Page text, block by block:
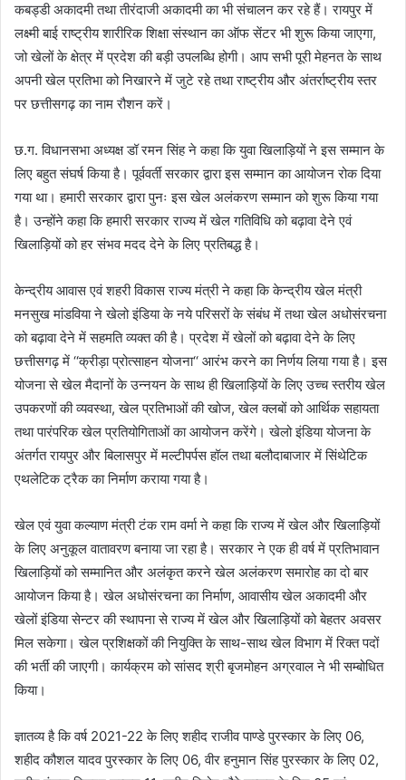
कबड्डी अकादमी तथा तीरंदाजी अकादमी का भी संचालन कर रहे हैं। रायपुर में
लक्ष्मी बाई राष्ट्रीय शारीरिक शिक्षा संस्थान का ऑफ सेंटर भी शुरू किया जाएगा,
जो खेलों के क्षेत्र में प्रदेश की बड़ी उपलब्धि होगी। आप सभी पूरी मेहनत के साथ
अपनी खेल प्रतिभा को निखारने में जुटे रहे तथा राष्ट्रीय और अंतर्राष्ट्रीय स्तर
पर छत्तीसगढ़ का नाम रौशन करें।
छ.ग. विधानसभा अध्यक्ष डॉ रमन सिंह ने कहा कि युवा खिलाड़ियों ने इस सम्मान के
लिए बहुत संघर्ष किया है। पूर्ववर्ती सरकार द्वारा इस सम्मान का आयोजन रोक दिया
गया था। हमारी सरकार द्वारा पुनः इस खेल अलंकरण सम्मान को शुरू किया गया
है। उन्होंने कहा कि हमारी सरकार राज्य में खेल गतिविधि को बढ़ावा देने एवं
खिलाड़ियों को हर संभव मदद देने के लिए प्रतिबद्ध है।
केन्द्रीय आवास एवं शहरी विकास राज्य मंत्री ने कहा कि केन्द्रीय खेल मंत्री
मनसुख मांडविया ने खेलो इंडिया के नये परिसरों के संबंध में तथा खेल अधोसंरचना
को बढ़ावा देने में सहमति व्यक्त की है। प्रदेश में खेलों को बढ़ावा देने के लिए
छत्तीसगढ़ में ‘‘क्रीड़ा प्रोत्साहन योजना‘‘ आरंभ करने का निर्णय लिया गया है। इस
योजना से खेल मैदानों के उन्नयन के साथ ही खिलाड़ियों के लिए उच्च स्तरीय खेल
उपकरणों की व्यवस्था, खेल प्रतिभाओं की खोज, खेल क्लबों को आर्थिक सहायता
तथा पारंपरिक खेल प्रतियोगिताओं का आयोजन करेंगे। खेलो इंडिया योजना के
अंतर्गत रायपुर और बिलासपुर में मल्टीपर्पस हॉल तथा बलौदाबाजार में सिंथेटिक
एथलेटिक ट्रैक का निर्माण कराया गया है।
खेल एवं युवा कल्याण मंत्री टंक राम वर्मा ने कहा कि राज्य में खेल और खिलाड़ियों
के लिए अनुकूल वातावरण बनाया जा रहा है। सरकार ने एक ही वर्ष में प्रतिभावान
खिलाड़ियों को सम्मानित और अलंकृत करने खेल अलंकरण समारोह का दो बार
आयोजन किया है। खेल अधोसंरचना का निर्माण, आवासीय खेल अकादमी और
खेलों इंडिया सेन्टर की स्थापना से राज्य में खेल और खिलाड़ियों को बेहतर अवसर
मिल सकेगा। खेल प्रशिक्षकों की नियुक्ति के साथ-साथ खेल विभाग में रिक्त पदों
की भर्ती की जाएगी। कार्यक्रम को सांसद श्री बृजमोहन अग्रवाल ने भी सम्बोधित
किया।
ज्ञातव्य है कि वर्ष 2021-22 के लिए शहीद राजीव पाण्डे पुरस्कार के लिए 06,
शहीद कौशल यादव पुरस्कार के लिए 06, वीर हनुमान सिंह पुरस्कार के लिए 02,